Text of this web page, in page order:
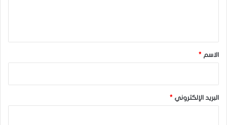
*الاسم *
البريد الإلكتروني *